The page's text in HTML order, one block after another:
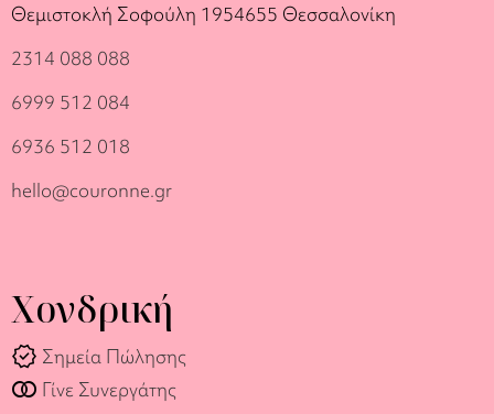
Θεμιστοκλή Σοφούλη 1954655 Θεσσαλονίκη
2314 088 088
6999 512 084
6936 512 018
hello@couronne.gr
Χονδρική
verified Σημεία Πώλησης
join_full Γίνε Συνεργάτης